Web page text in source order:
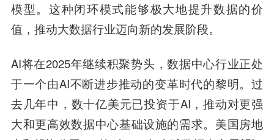
模型。这种闭环模式能够极大地提升数据的价
值，推动大数据行业迈向新的发展阶段。
AI将在2025年继续积聚势头，数据中心行业正处
于一个由AI不断进步推动的变革时代的黎明。过
去几年中，数十亿美元已投资于AI，推动对更强
大和更高效数据中心基础设施的需求。美国房地